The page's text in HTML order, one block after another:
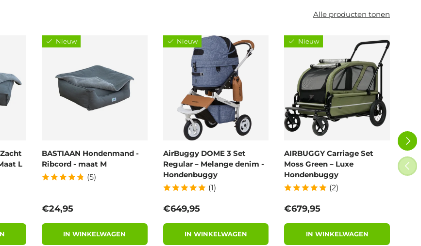
Alle producten tonen
L
Nieuw
BASTIAAN Hondenmand -
Ribcord - maat M
(5)
Reguliere prijs
€24,95
IN WINKELWAGEN
Nieuw
AirBuggy DOME 3 Set
Regular – Melange denim -
Hondenbuggy
(1)
Reguliere prijs
€649,95
IN WINKELWAGEN
Nieuw
AIRBUGGY Carriage Set
Moss Green – Luxe
Hondenbuggy
(2)
Reguliere prijs
€679,95
IN WINKELWAGEN